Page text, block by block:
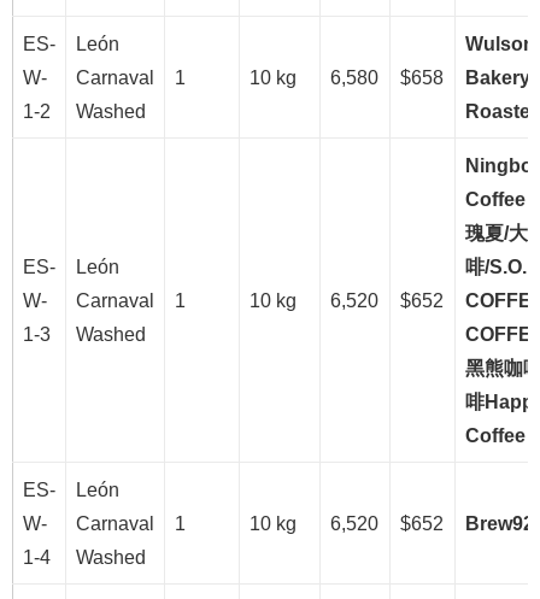
ES-
W-
1-2
León
Carnaval
Washed
1 10 kg 6,580 $658
Bakery
ES-
W-
1-3
León
Carnaval
Washed
1 10 kg 6,520 $652
Ningbo
Coffee
瑰夏/大
啡/S.O.E
黑熊咖
啡
Coffee
ES-
W-
1-4
León
Carnaval
Washed
1 10 kg 6,520 $652 Brew92